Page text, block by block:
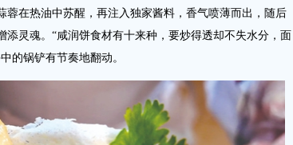
蓉在热油中苏醒，再注入独家酱料，香气喷薄而出，随后
添灵魂。“咸润饼食材有十来种，要炒得透却不失水分，面
的锅铲有节奏地翻动。